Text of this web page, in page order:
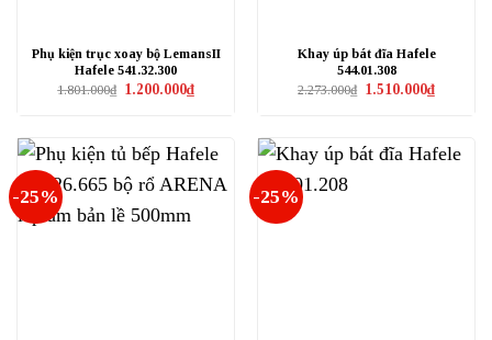
Phụ kiện trục xoay bộ LemansII
Hafele 541.32.300
1.801.000₫ Giá
1.200.000₫Giá
hiện
Khay úp bát đĩa Hafele
544.01.308
2.273.000₫ Giá
1.510.000₫Giá
hiện
-25% -25%